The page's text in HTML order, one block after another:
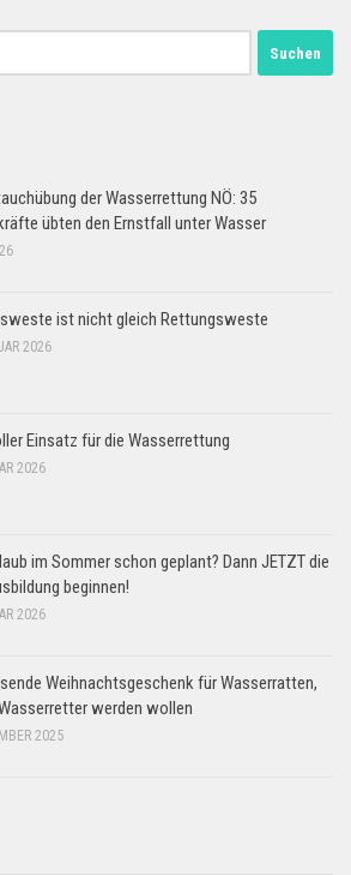
der Wasserrettung NÖ: 35
übten den Ernstfall unter Wasser
ist nicht gleich Rettungsweste
2026
Einsatz für die Wasserrettung
2026
im Sommer schon geplant? Dann JETZT die
beginnen!
2026
Weihnachtsgeschenk für Wasserratten,
werden wollen
2025